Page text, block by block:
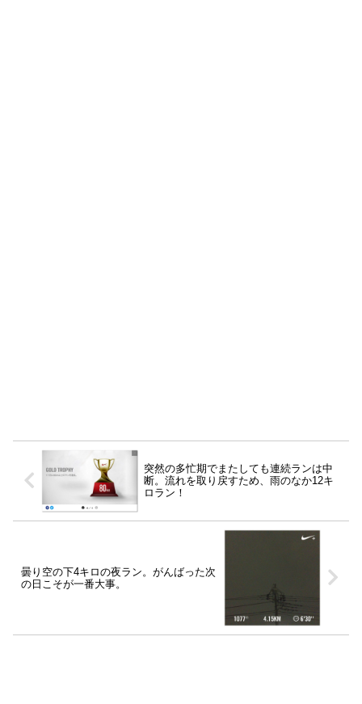
突然の多忙期でまたしても連続ランは中
断。流れを取り戻すため、雨のなか12キ
ロラン！
曇り空の下4キロの夜ラン。がんばった次
の日こそが一番大事。